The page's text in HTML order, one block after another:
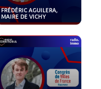
FRÉDÉRIC AGUILERA,
MAIRE DE VICHY